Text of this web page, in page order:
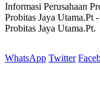
Informasi Perusahaan
Probitas Jaya Utama.Pt
Probitas Jaya Utama.Pt.
WhatsApp Twitter